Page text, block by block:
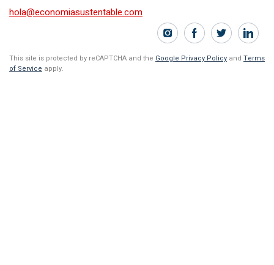
hola@economiasustentable.com
This site is protected by reCAPTCHA and the Google Privacy Policy and Terms
of Service apply.